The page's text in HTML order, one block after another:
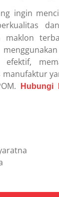
ingin
maklon
Hubungi